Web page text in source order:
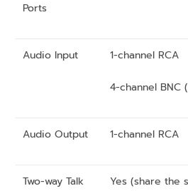
Ports
Audio Input 1-channel RCA
4-channel BNC
Audio Output 1-channel RCA
Two-way Talk
Yes (share the